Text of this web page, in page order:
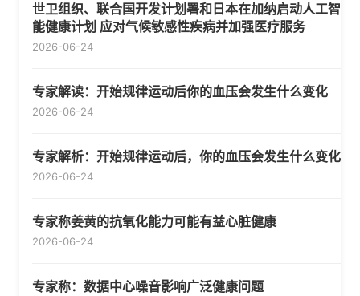
世卫组织、联合国开发计划署和日本在加纳启动人工智
能健康计划 应对气候敏感性疾病并加强医疗服务
2026-06-24
专家解读：开始规律运动后你的血压会发生什么变化
2026-06-24
专家解析：开始规律运动后，你的血压会发生什么变化
2026-06-24
专家称姜黄的抗氧化能力可能有益心脏健康
2026-06-24
专家称：数据中心噪音影响广泛健康问题